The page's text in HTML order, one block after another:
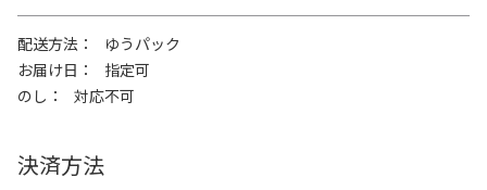
配送方法
ゆうパック
お届け日
指定可
のし
対応不可
決済方法